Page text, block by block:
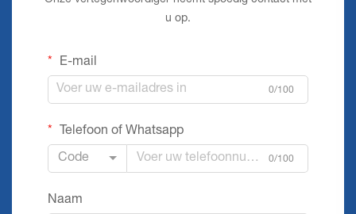
u op.
E-mail
0/100
Telefoon of Whatsapp
Code 0/100
Naam